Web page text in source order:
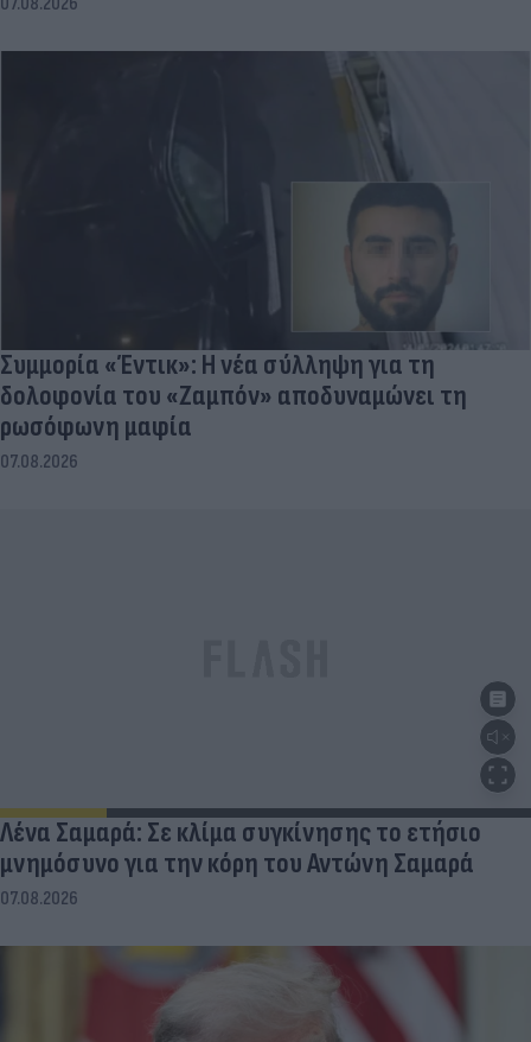
Συμμορία «Έντικ»: Η νέα σύλληψη για τη
δολοφονία του «Ζαμπόν» αποδυναμώνει τη
ρωσόφωνη μαφία
07.08.2026
Λένα Σαμαρά: Σε κλίμα συγκίνησης το ετήσιο
μνημόσυνο για την κόρη του Αντώνη Σαμαρά
07.08.2026